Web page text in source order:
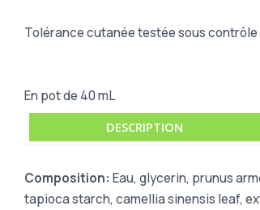
Tolérance cutanée testée sous
En pot de 40 mL
DESCRIPTION
Composition: Eau, glycerin, prunus
tapioca starch, camellia sinensis leaf,